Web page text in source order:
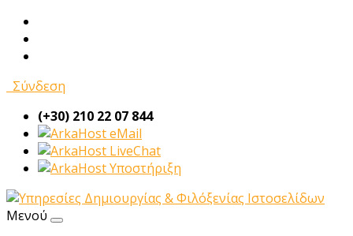
Σύνδεση
(+30) 210 22 07 844
eMail
LiveChat
Υποστήριξη
Μενού